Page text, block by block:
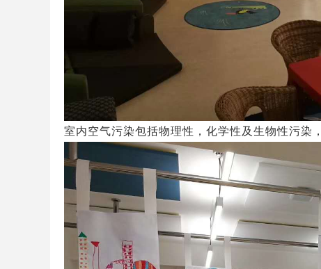
室内空气污染包括物理性，化学性及生物性污染